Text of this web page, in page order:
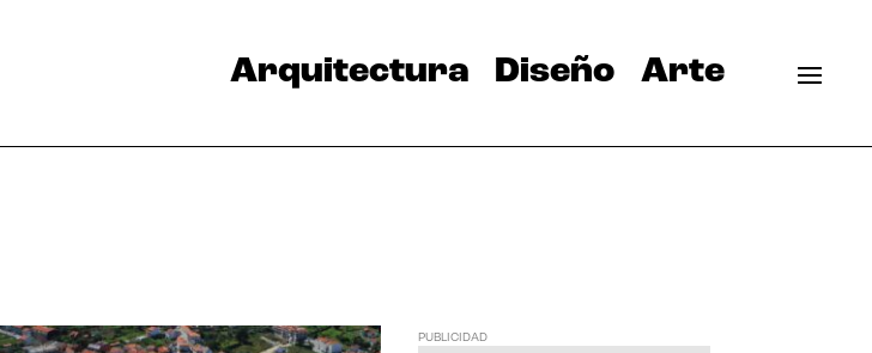
Arquitectura Diseño Arte
PUBLICIDAD